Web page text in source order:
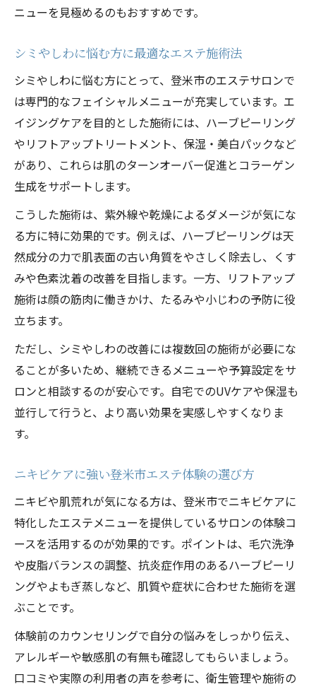
ニューを見極めるのもおすすめです。
シミやしわに悩む方に最適なエステ施術法
シミやしわに悩む方にとって、登米市のエステサロンで
は専門的なフェイシャルメニューが充実しています。エ
イジングケアを目的とした施術には、ハーブピーリング
やリフトアップトリートメント、保湿・美白パックなど
があり、これらは肌のターンオーバー促進とコラーゲン
生成をサポートします。
こうした施術は、紫外線や乾燥によるダメージが気にな
る方に特に効果的です。例えば、ハーブピーリングは天
然成分の力で肌表面の古い角質をやさしく除去し、くす
みや色素沈着の改善を目指します。一方、リフトアップ
施術は顔の筋肉に働きかけ、たるみや小じわの予防に役
立ちます。
ただし、シミやしわの改善には複数回の施術が必要にな
ることが多いため、継続できるメニューや予算設定をサ
ロンと相談するのが安心です。自宅でのUVケアや保湿も
並行して行うと、より高い効果を実感しやすくなりま
す。
ニキビケアに強い登米市エステ体験の選び方
ニキビや肌荒れが気になる方は、登米市でニキビケアに
特化したエステメニューを提供しているサロンの体験コ
ースを活用するのが効果的です。ポイントは、毛穴洗浄
や皮脂バランスの調整、抗炎症作用のあるハーブピーリ
ングやよもぎ蒸しなど、肌質や症状に合わせた施術を選
ぶことです。
体験前のカウンセリングで自分の悩みをしっかり伝え、
アレルギーや敏感肌の有無も確認してもらいましょう。
口コミや実際の利用者の声を参考に、衛生管理や施術の